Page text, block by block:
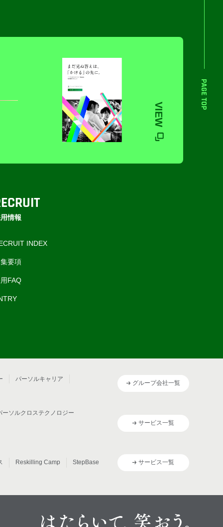
PAGE TOP
VIEW
情報
INDEX
要項
FAQ
パーソルキャリア
グループ会社一覧
ーソルクロステクノロジー
サービス一覧
Reskilling Camp StepBase サービス一覧